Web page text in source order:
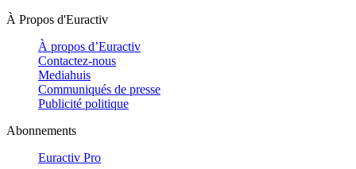
À Propos d'Euractiv
À propos d’Euractiv
Contactez-nous
Mediahuis
Communiqués de presse
Publicité politique
Abonnements
Euractiv Pro